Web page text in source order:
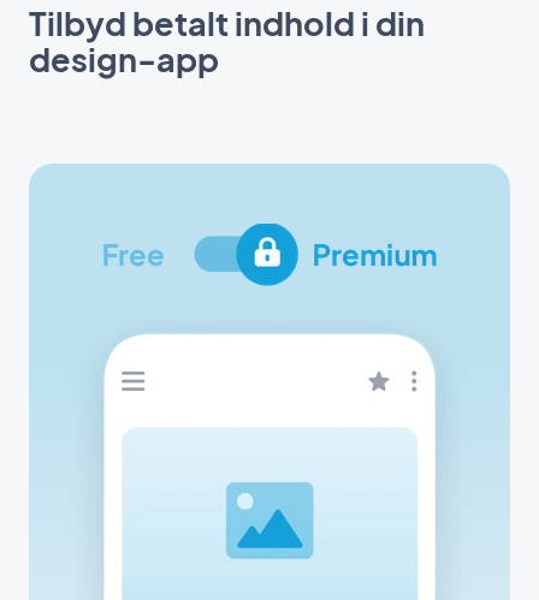
Tilbyd betalt indhold i din
design-app